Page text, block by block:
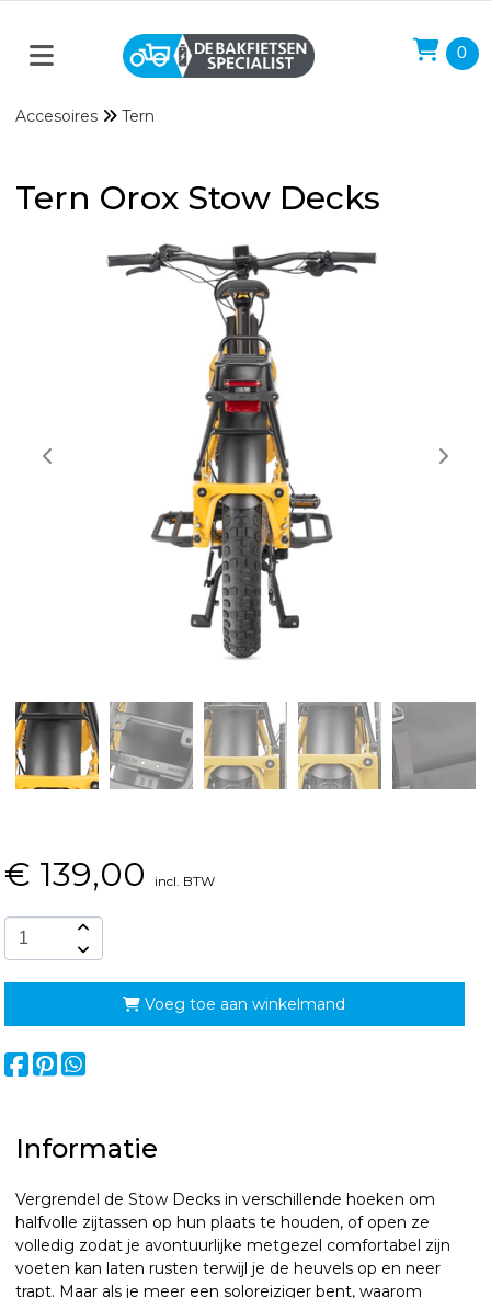
0
Accesoires Tern
Tern Orox Stow Decks
€ 139,00 incl. BTW
Voeg toe aan winkelmand
Informatie
Vergrendel de Stow Decks in verschillende hoeken om
halfvolle zijtassen op hun plaats te houden, of open ze
volledig zodat je avontuurlijke metgezel comfortabel zijn
voeten kan laten rusten terwijl je de heuvels op en neer
trapt. Maar als je meer een soloreiziger bent, waarom